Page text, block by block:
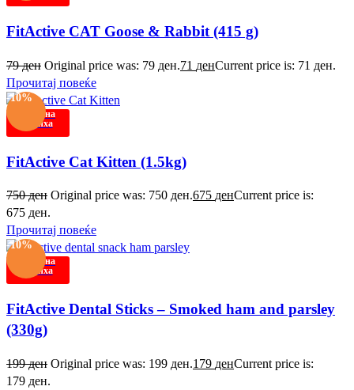
FitActive CAT Goose & Rabbit (415 g)
79ден Original price was: 79 ден.71 денCurrent price is: 71 ден.
Прочитај повеќе
Нема на
залиха
-10%
FitActive Cat Kitten (1.5kg)
750ден Original price was: 750 ден.675 денCurrent price is:
675 ден.
Прочитај повеќе
Нема на
залиха
-10%
FitActive Dental Sticks – Smoked ham and parsley
(330g)
199ден Original price was: 199 ден.179 денCurrent price is:
179 ден.